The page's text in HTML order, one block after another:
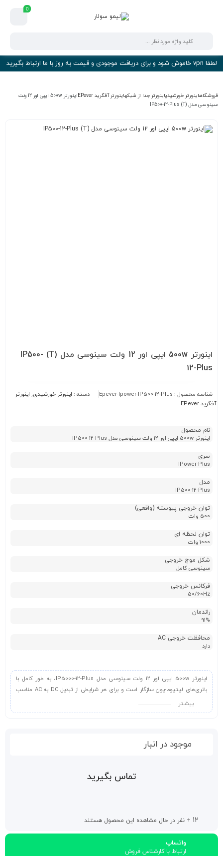
0
لطفا vpn خاموش شود و برای دریافت موجودی و قیمت به روز با ما ارتباط بگیرید
فروشگاهاینورتر خورشیدیاینورتر جدا از شبکهاینورتر آفگرید EPever
اینورتر 500w ایپی اور 12 ولت
سینوسی مدل (T) IP500-12-Plus
اینورتر 500w ایپی اور 12 ولت سینوسی مدل (T) IP500-
12-Plus
شناسه محصول : Epever-Ipower-IP500-12-Plus دسته : اینورتر خورشیدی, اینورتر
آفگرید EPever
نام محصول
اینورتر 500w ایپی اور 12 ولت سینوسی مدل IP500-12-Plus
سری
IPower-Plus
مدل
IP500-12-Plus
توان خروجی پیوسته (واقعی)
500 وات
توان لحظه ای
1000 وات
شکل موج خروجی
سینوسی کامل
فرکانس خروجی
50/60Hz
راندمان
91%
محافظت خروجی AC
دارد
اینورتر 500w ایپی اور 12 ولت سینوسی مدل IP5000-12-Plus، به طور کامل با
باتری‌های لیتیوم-یون سازگار است و برای هر شرایطی از تبدیل DC به AC مناسب
لیمو سولار انرژیبیشـتر
موجود در انبار
تماس بگیرید
12 + نفر در حال مشاهده این محصول هستند
واتساپ
ارتباط با کارشناس فروش